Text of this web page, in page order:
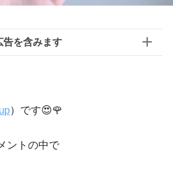
告を含みます
）です😍🌹
ントの中で